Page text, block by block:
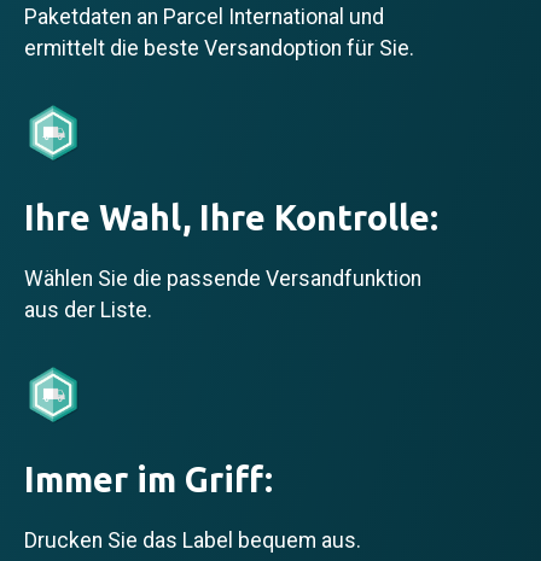
Paketdaten an Parcel International und
ermittelt die beste Versandoption für Sie.
Ihre Wahl, Ihre Kontrolle:
Wählen Sie die passende Versandfunktion
aus der Liste.
Immer im Griff:
Drucken Sie das Label bequem aus.